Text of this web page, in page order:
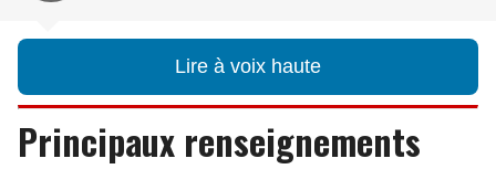
Lire à voix haute
Principaux renseignements